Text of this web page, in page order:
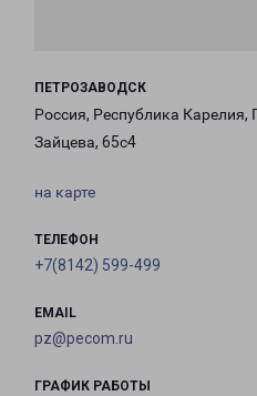
ПЕТРОЗАВОДСК
Россия, Республика Карелия,
Зайцева, 65с4
на карте
ТЕЛЕФОН
+7(8142) 599-499
EMAIL
pz@pecom.ru
ГРАФИК РАБОТЫ